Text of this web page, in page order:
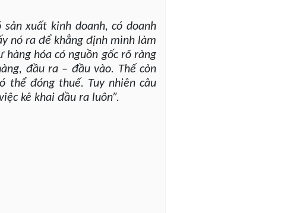
sản xuất kinh doanh, có doanh
nó ra để khẳng định mình làm
hóa có nguồn gốc rõ ràng
đầu ra – đầu vào. Thế còn
thể đóng thuế. Tuy nhiên câu
kê khai đầu ra luôn”.